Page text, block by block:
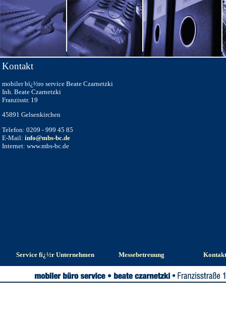
Kontakt
mobiler bï¿½ro service Beate Czarnetzki
Inh. Beate Czarnetzki
Franzisstr. 19
45891 Gelsenkirchen
Telefon: 0209 - 999 45 85
E-Mail: info@mbs-bc.de
Internet: www.mbs-bc.de
Service fï¿½r Unternehmen Messebetreuung Kontakt